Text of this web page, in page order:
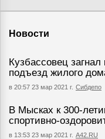
Новости
Кузбассовец
подъезд жилого
в 20:57 23 мар 2021 г. Сибдепо
В Мысках к 300-
спортивно-
в 13:53 23 мар 2021 г. А42.RU